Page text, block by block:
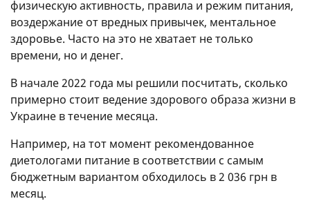
физическую активность, правила и режим питания,
воздержание от вредных привычек, ментальное
здоровье. Часто на это не хватает не только
времени, но и денег.
В начале 2022 года мы решили посчитать, сколько
примерно стоит ведение здорового образа жизни в
Украине в течение месяца.
Например, на тот момент рекомендованное
диетологами питание в соответствии с самым
бюджетным вариантом обходилось в 2 036 грн в
месяц.